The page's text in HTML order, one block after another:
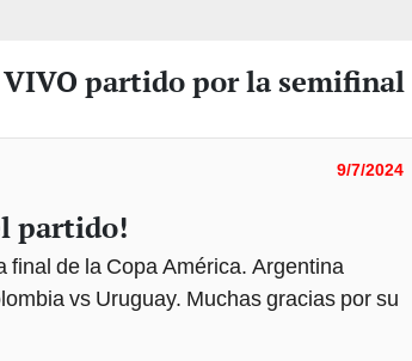
partido por la semifinal
9/7/2024
partido!
final de la Copa América. Argentina
vs Uruguay. Muchas gracias por su